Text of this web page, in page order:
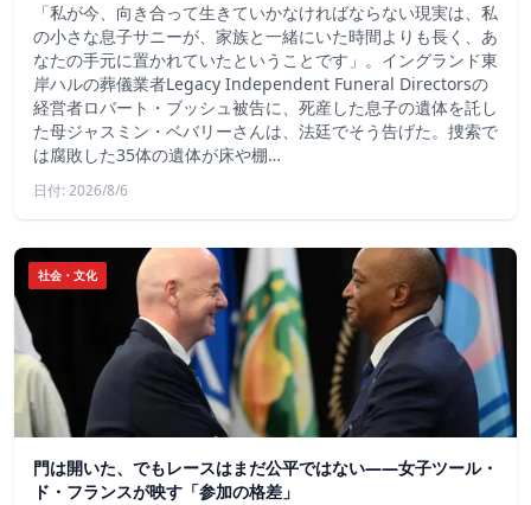
「私が今、向き合って生きていかなければならない現実は、私
の小さな息子サニーが、家族と一緒にいた時間よりも長く、あ
なたの手元に置かれていたということです」。イングランド東
岸ハルの葬儀業者Legacy Independent Funeral Directorsの
経営者ロバート・ブッシュ被告に、死産した息子の遺体を託し
た母ジャスミン・ベバリーさんは、法廷でそう告げた。捜索で
は腐敗した35体の遺体が床や棚…
日付: 2026/8/6
社会・文化
門は開いた、でもレースはまだ公平ではない――女子ツール・
ド・フランスが映す「参加の格差」